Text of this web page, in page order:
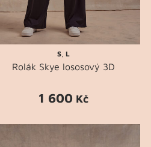
S ,L
Rolák Skye lososový 3D
1 600 Kč